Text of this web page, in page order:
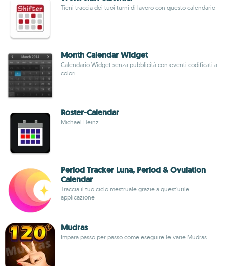
Tieni traccia dei tuoi turni di lavoro con questo calendario
Month Calendar Widget
Calendario Widget senza pubblicità con eventi codificati a
colori
Roster-Calendar
Michael Heinz
Period Tracker Luna, Period & Ovulation
Calendar
Traccia il tuo ciclo mestruale grazie a quest’utile
applicazione
Mudras
Impara passo per passo come eseguire le varie Mudras